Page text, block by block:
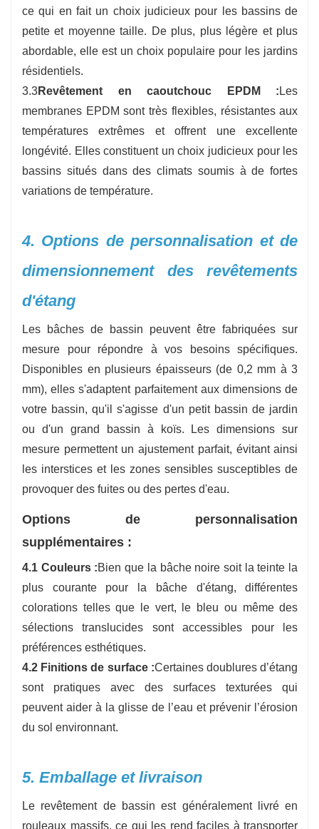
ce qui en fait un choix judicieux pour les bassins de
petite et moyenne taille. De plus, plus légère et plus
abordable, elle est un choix populaire pour les jardins
résidentiels.
3.3Revêtement en caoutchouc EPDM : Les
membranes EPDM sont très flexibles, résistantes aux
températures extrêmes et offrent une excellente
longévité. Elles constituent un choix judicieux pour les
bassins situés dans des climats soumis à de fortes
variations de température.
4. Options de personnalisation et de
dimensionnement des revêtements
d'étang
Les bâches de bassin peuvent être fabriquées sur
mesure pour répondre à vos besoins spécifiques.
Disponibles en plusieurs épaisseurs (de 0,2 mm à 3
mm), elles s'adaptent parfaitement aux dimensions de
votre bassin, qu'il s'agisse d'un petit bassin de jardin
ou d'un grand bassin à koïs. Les dimensions sur
mesure permettent un ajustement parfait, évitant ainsi
les interstices et les zones sensibles susceptibles de
provoquer des fuites ou des pertes d'eau.
Options de personnalisation
supplémentaires :
4.1 Couleurs :Bien que la bâche noire soit la teinte la
plus courante pour la bâche d'étang, différentes
colorations telles que le vert, le bleu ou même des
sélections translucides sont accessibles pour les
préférences esthétiques.
4.2 Finitions de surface :Certaines doublures d’étang
sont pratiques avec des surfaces texturées qui
peuvent aider à la glisse de l’eau et prévenir l’érosion
du sol environnant.
5. Emballage et livraison
Le revêtement de bassin est généralement livré en
rouleaux massifs, ce qui les rend faciles à transporter